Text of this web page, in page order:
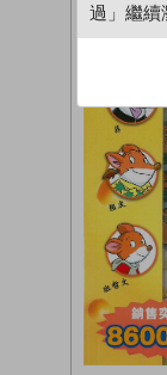
過」繼續